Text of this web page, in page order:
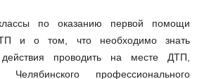
классы по оказанию первой помощи
и о том, что необходимо знать
проводить на месте ДТП,
Челябинского профессионального